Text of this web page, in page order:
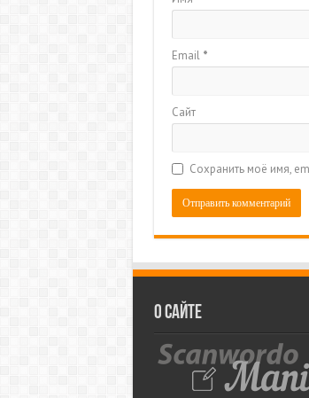
Email *
Сайт
Сохранить моё имя,
О сайте